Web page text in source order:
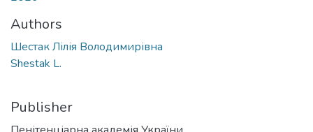
Authors
Шестак Лілія Володимирівна
Shestak L.
Publisher